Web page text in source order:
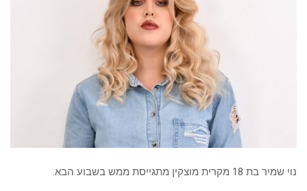
נוי שמיר בת 18 מקרית מוצקין מתגייסת ממש בשבוע הבא.